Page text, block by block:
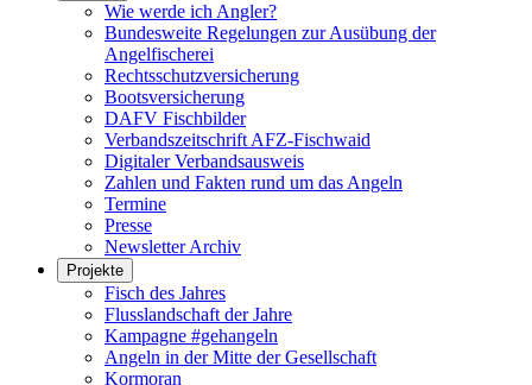
Wie werde ich Angler?
Bundesweite Regelungen zur Ausübung der
Angelfischerei
Rechtsschutzversicherung
Bootsversicherung
DAFV Fischbilder
Verbandszeitschrift AFZ-Fischwaid
Digitaler Verbandsausweis
Zahlen und Fakten rund um das Angeln
Termine
Presse
Newsletter Archiv
Projekte
Fisch des Jahres
Flusslandschaft der Jahre
Kampagne #gehangeln
Angeln in der Mitte der Gesellschaft
Kormoran